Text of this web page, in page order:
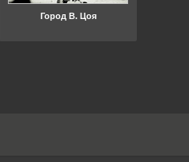
Город В. Цоя